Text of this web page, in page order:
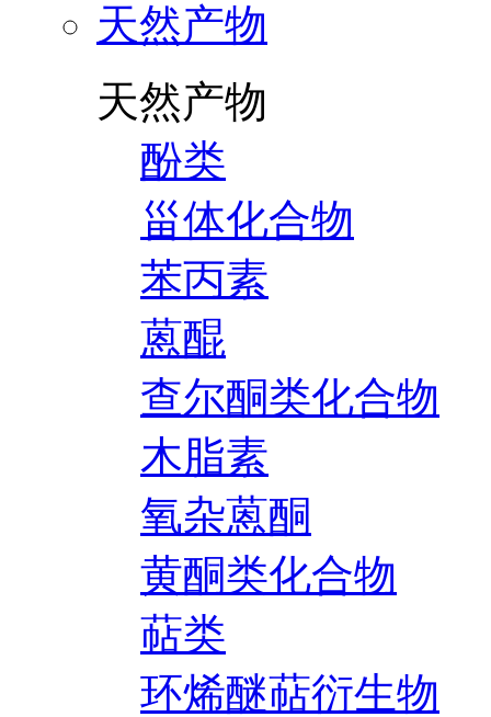
天然产物
天然产物
酚类
甾体化合物
苯丙素
蒽醌
查尔酮类化合物
木脂素
氧杂蒽酮
黄酮类化合物
萜类
环烯醚萜衍生物